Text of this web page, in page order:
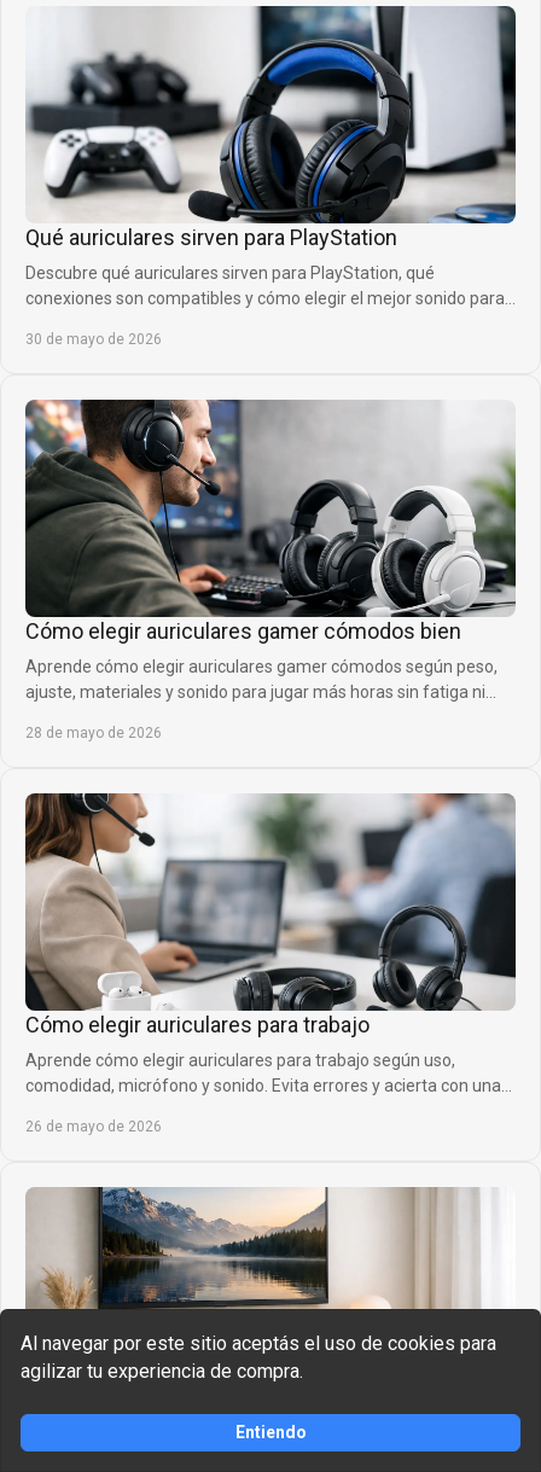
Al navegar por este sitio aceptás el uso de cookies para
agilizar tu experiencia de compra.
Entiendo
Comprar
Qué auriculares sirven para PlayStation
Descubre qué auriculares sirven para PlayStation, qué
conexiones son compatibles y cómo elegir el mejor sonido para
30 de mayo de 2026
Cómo elegir auriculares gamer cómodos bien
Aprende cómo elegir auriculares gamer cómodos según peso,
ajuste, materiales y sonido para jugar más horas sin fatiga ni
28 de mayo de 2026
Cómo elegir auriculares para trabajo
Aprende cómo elegir auriculares para trabajo según uso,
comodidad, micrófono y sonido. Evita errores y acierta con una
26 de mayo de 2026
Mejores soundbars para habitaciones pequeñas
Descubre las mejores soundbars para habitaciones pequeñas y